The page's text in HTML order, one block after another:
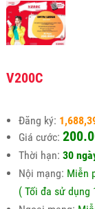
V200C
Đăng ký:
Giá cước:
Thời hạn: 30
Nội mạng: Miễn
( Tối đa sử dụng